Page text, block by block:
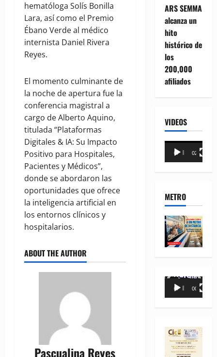
hematóloga Solís Bonilla
Lara, así como el Premio
Ébano Verde al médico
internista Daniel Rivera
Reyes.
El momento culminante de
la noche de apertura fue la
conferencia magistral a
cargo de Alberto Aquino,
titulada “Plataformas
Digitales & IA: Su Impacto
Positivo para Hospitales,
Pacientes y Médicos”,
donde se abordaron las
oportunidades que ofrece
la inteligencia artificial en
los entornos clínicos y
hospitalarios.
ABOUT THE AUTHOR
Pascualina Reyes
ARS SEMMA
alcanza un
hito
histórico de
los
200,000
afiliados
VIDEOS
Reproductor
00:00 02:18
METRO
Reproductor
00:00 00:35